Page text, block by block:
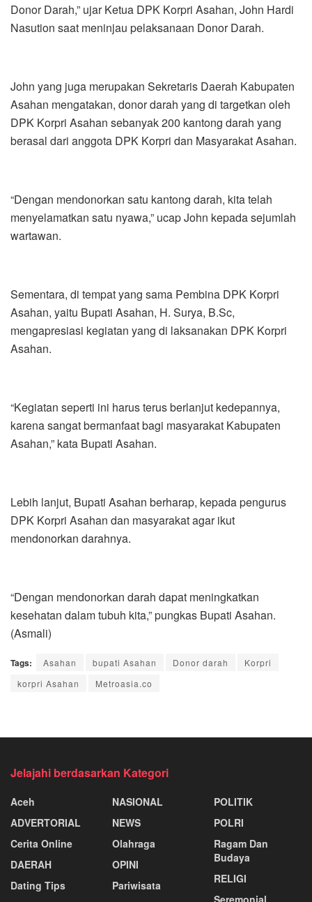
Donor Darah,” ujar Ketua DPK Korpri Asahan, John Hardi
Nasution saat meninjau pelaksanaan Donor Darah.
John yang juga merupakan Sekretaris Daerah Kabupaten
Asahan mengatakan, donor darah yang di targetkan oleh
DPK Korpri Asahan sebanyak 200 kantong darah yang
berasal dari anggota DPK Korpri dan Masyarakat Asahan.
“Dengan mendonorkan satu kantong darah, kita telah
menyelamatkan satu nyawa,” ucap John kepada sejumlah
wartawan.
Sementara, di tempat yang sama Pembina DPK Korpri
Asahan, yaitu Bupati Asahan, H. Surya, B.Sc,
mengapresiasi kegiatan yang di laksanakan DPK Korpri
Asahan.
“Kegiatan seperti ini harus terus berlanjut kedepannya,
karena sangat bermanfaat bagi masyarakat Kabupaten
Asahan,” kata Bupati Asahan.
Lebih lanjut, Bupati Asahan berharap, kepada pengurus
DPK Korpri Asahan dan masyarakat agar ikut
mendonorkan darahnya.
“Dengan mendonorkan darah dapat meningkatkan
kesehatan dalam tubuh kita,” pungkas Bupati Asahan.
(Asmali)
Tags: Asahan bupati Asahan Donor darah
Korpri
korpri Asahan
Metroasia.co
Jelajahi berdasarkan Kategori
Aceh
ADVERTORIAL
Cerita Online
DAERAH
Dating Tips
NASIONAL
NEWS
Olahraga
OPINI
Pariwisata
POLITIK
POLRI
Ragam Dan
Budaya
RELIGI
Seremonial